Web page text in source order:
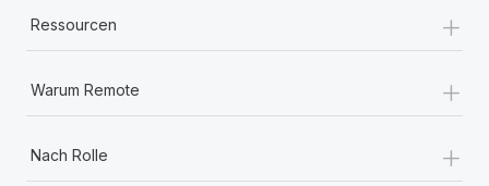
Ressourcen +
Warum Remote +
Nach Rolle +